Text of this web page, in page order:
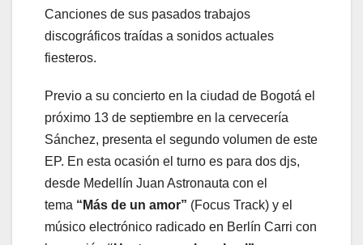
Canciones de sus pasados trabajos
discográficos traídas a sonidos actuales
fiesteros.
Previo a su concierto en la ciudad de Bogotá el
próximo 13 de septiembre en la cervecería
Sánchez, presenta el segundo volumen de este
EP. En esta ocasión el turno es para dos djs,
desde Medellín Juan Astronauta con el
tema “Más de un amor” (Focus Track) y el
músico electrónico radicado en Berlín Carri con